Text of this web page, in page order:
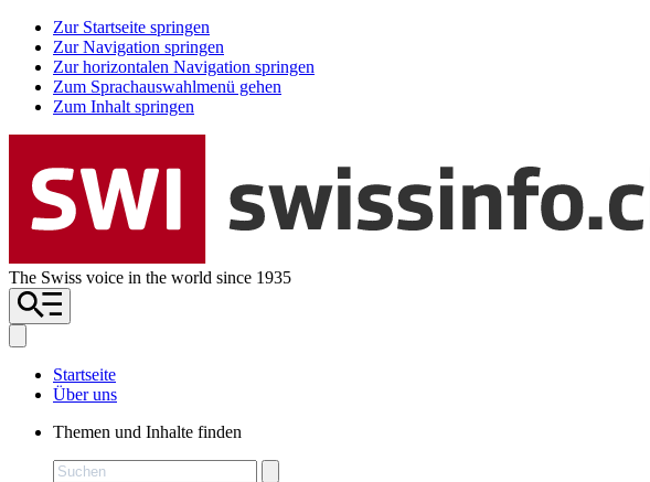
Zur Startseite springen
Zur Navigation springen
Zur horizontalen Navigation springen
Zum Sprachauswahlmenü gehen
Zum Inhalt springen
The Swiss voice in the world since 1935
Startseite
Über uns
Themen und Inhalte finden
Suchen